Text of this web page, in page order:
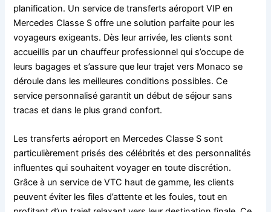
planification. Un service de transferts aéroport VIP en
Mercedes Classe S offre une solution parfaite pour les
voyageurs exigeants. Dès leur arrivée, les clients sont
accueillis par un chauffeur professionnel qui s’occupe de
leurs bagages et s’assure que leur trajet vers Monaco se
déroule dans les meilleures conditions possibles. Ce
service personnalisé garantit un début de séjour sans
tracas et dans le plus grand confort.
Les transferts aéroport en Mercedes Classe S sont
particulièrement prisés des célébrités et des personnalités
influentes qui souhaitent voyager en toute discrétion.
Grâce à un service de VTC haut de gamme, les clients
peuvent éviter les files d’attente et les foules, tout en